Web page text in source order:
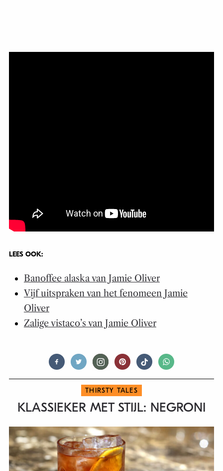
LEES OOK:
Banoffee alaska van Jamie Oliver
Vijf uitspraken van het fenomeen Jamie
Oliver
Zalige vistaco’s van Jamie Oliver
THIRSTY TALES
KLASSIEKER MET STIJL: NEGRONI